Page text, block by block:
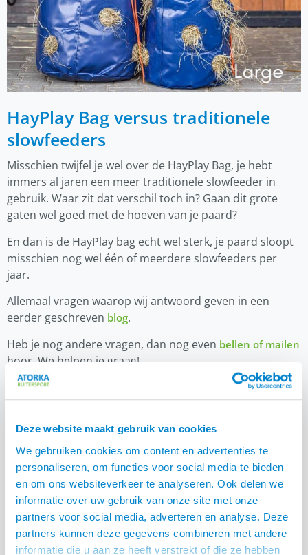
Deze website maakt gebruik van cookies
We gebruiken cookies om content en advertenties te
personaliseren, om functies voor social media te bieden
en om ons websiteverkeer te analyseren. Ook delen we
informatie over uw gebruik van onze site met onze
partners voor social media, adverteren en analyse. Deze
partners kunnen deze gegevens combineren met andere
informatie die u aan ze heeft verstrekt of die ze hebben
HayPlay Bag versus traditionele
slowfeeders
Misschien twijfel je wel over de HayPlay Bag, je hebt
immers al jaren een meer traditionele slowfeeder in
gebruik. Waar zit dat verschil toch in? Gaan dit grote
gaten wel goed met de hoeven van je paard?
En dan is de HayPlay bag echt wel sterk, je paard sloopt
misschien nog wel één of meerdere slowfeeders per
jaar.
Allemaal vragen waarop wij antwoord geven in een
eerder geschreven blog.
Heb je nog andere vragen, dan nog even bellen of mailen
hoor. We helpen je graag!
Team Atorka
Deel: